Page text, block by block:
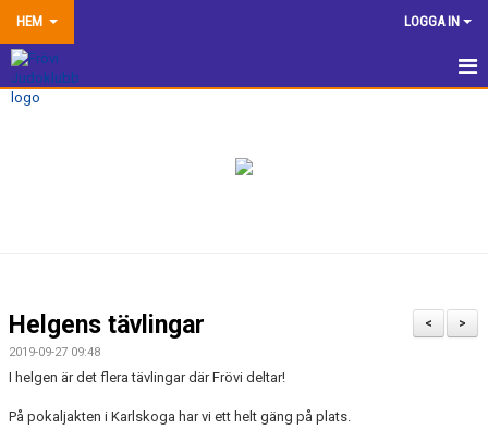
HEM LOGGA IN
HEM
DOKUMENTBANK
>
<
Helgens tävlingar
2019-09-27 09:48
I helgen är det flera tävlingar där Frövi deltar!
På pokaljakten i Karlskoga har vi ett helt gäng på plats.